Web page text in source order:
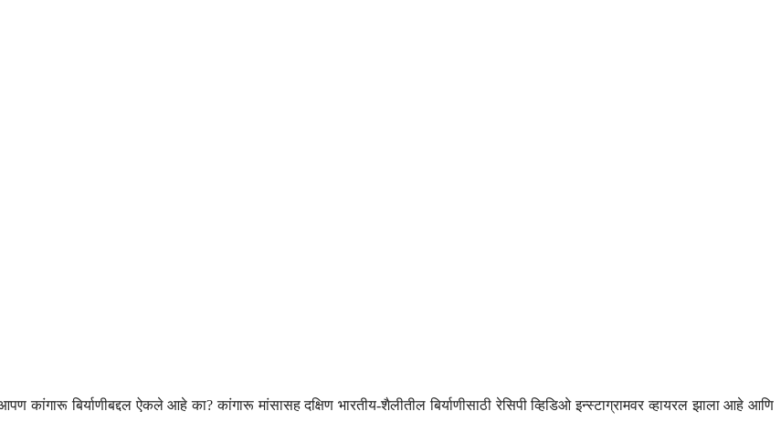
बिर्याणीबद्दल ऐकले आहे का? कांगारू मांसासह दक्षिण भारतीय-शैलीतील बिर्याणीसाठी रेसिपी व्हिडिओ इन्स्टाग्रामवर व्हायरल झाला आहे आणि